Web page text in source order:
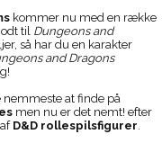
kommer nu med en række
til Dungeons and
så har du en karakter
and Dragons
nemmeste at finde på
men nu er det nemt! efter
D&D rollespilsfigurer